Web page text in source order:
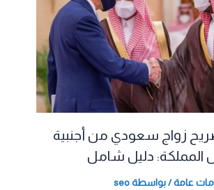
زواج سعودي من أجنبية
المملكة: دليل شامل
عامة/ بواسطة seo